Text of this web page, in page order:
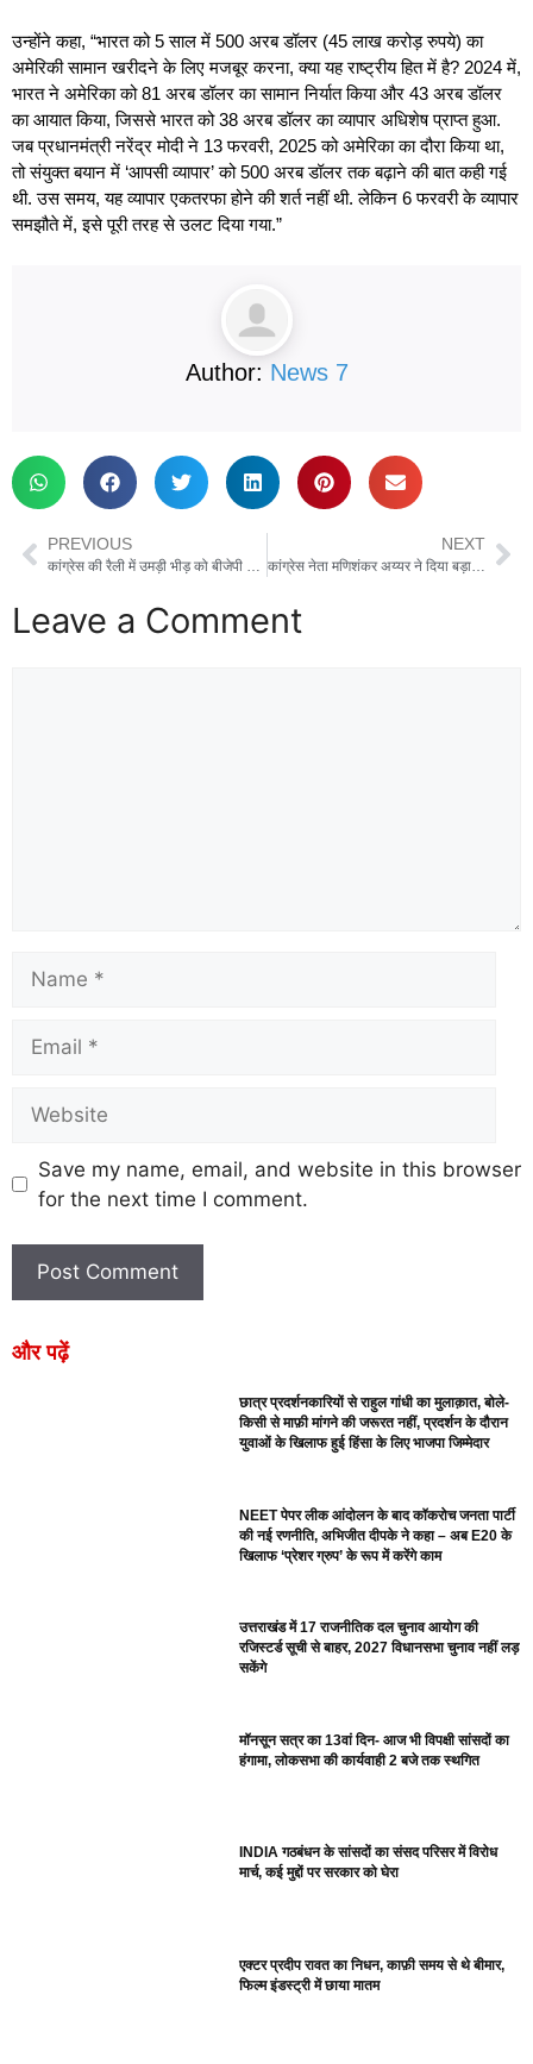
उन्होंने कहा, “भारत को 5 साल में 500 अरब डॉलर (45 लाख करोड़ रुपये) का
अमेरिकी सामान खरीदने के लिए मजबूर करना, क्या यह राष्ट्रीय हित में है? 2024 में,
भारत ने अमेरिका को 81 अरब डॉलर का सामान निर्यात किया और 43 अरब डॉलर
का आयात किया, जिससे भारत को 38 अरब डॉलर का व्यापार अधिशेष प्राप्त हुआ.
जब प्रधानमंत्री नरेंद्र मोदी ने 13 फरवरी, 2025 को अमेरिका का दौरा किया था,
तो संयुक्त बयान में ‘आपसी व्यापार’ को 500 अरब डॉलर तक बढ़ाने की बात कही गई
थी. उस समय, यह व्यापार एकतरफा होने की शर्त नहीं थी. लेकिन 6 फरवरी के व्यापार
समझौते में, इसे पूरी तरह से उलट दिया गया.”
Author: News 7
PREVIOUS NEXT
कांग्रेस नेता मणिशंकर अय्यर ने दिया बड़ा बयान, “मैं गांधीवादी, नेहरूवादी हूं लेकिन राहुलवादी नहीं”
Leave a Comment
Save my name, email, and website in this browser
for the next time I comment.
और पढ़ें
छात्र प्रदर्शनकारियों से राहुल गांधी का मुलाक़ात, बोले-
किसी से माफ़ी मांगने की जरूरत नहीं, प्रदर्शन के दौरान
युवाओं के खिलाफ हुई हिंसा के लिए भाजपा जिम्मेदार
NEET पेपर लीक आंदोलन के बाद कॉकरोच जनता पार्टी
की नई रणनीति, अभिजीत दीपके ने कहा – अब E20 के
खिलाफ ‘प्रेशर ग्रुप’ के रूप में करेंगे काम
उत्तराखंड में 17 राजनीतिक दल चुनाव आयोग की
रजिस्टर्ड सूची से बाहर, 2027 विधानसभा चुनाव नहीं लड़
सकेंगे
मॉनसून सत्र का 13वां दिन- आज भी विपक्षी सांसदों का
हंगामा, लोकसभा की कार्यवाही 2 बजे तक स्थगित
INDIA गठबंधन के सांसदों का संसद परिसर में विरोध
मार्च, कई मुद्दों पर सरकार को घेरा
एक्टर प्रदीप रावत का निधन, काफ़ी समय से थे बीमार,
फिल्म इंडस्ट्री में छाया मातम